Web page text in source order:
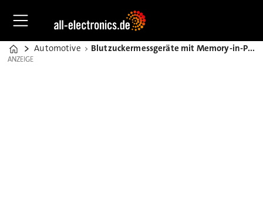
Home
Automotive Blutzuckermessgeräte mit Memory-in-Pixel-Displaytechnologie
ANZEIGE
ANZEIGE